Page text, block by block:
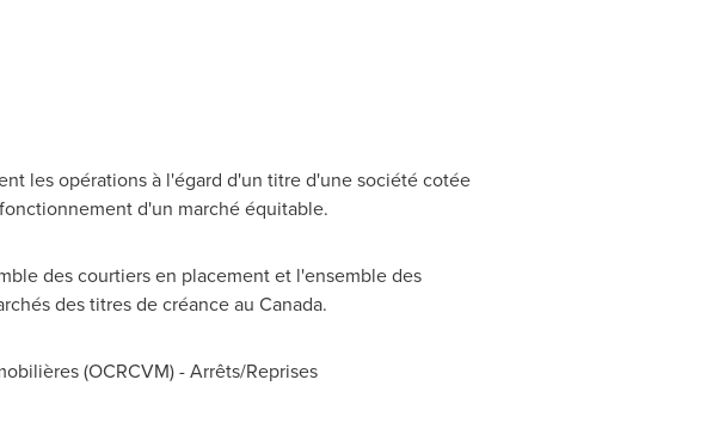
les opérations à l'égard d'un titre d'une société cotée
d'un marché équitable.
des courtiers en placement et l'ensemble des
des titres de créance au Canada.
(OCRCVM) - Arrêts/Reprises